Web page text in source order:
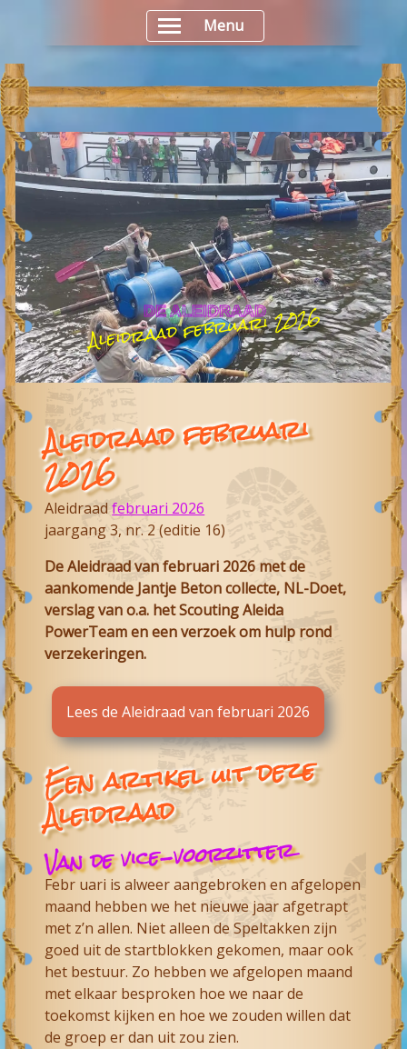
DE ALEIDRAAD
Aleidraad februari 2026
Aleidraad februari
2026
Aleidraadfebruari 2026
jaargang 3, nr. 2 (editie 16)
De Aleidraad van februari 2026 met de
aankomende Jantje Beton collecte, NL-Doet,
verslag van o.a. het Scouting Aleida
PowerTeam en een verzoek om hulp rond
verzekeringen.
Lees de Aleidraad van februari 2026
Een artikel uit deze
Aleidraad
Van de vice-voorzitter
Febr uari is alweer aangebroken en afgelopen
maand hebben we het nieuwe jaar afgetrapt
met z’n allen. Niet alleen de Speltakken zijn
goed uit de startblokken gekomen, maar ook
het bestuur. Zo hebben we afgelopen maand
met elkaar besproken hoe we naar de
toekomst kijken en hoe we zouden willen dat
de groep er dan uit zou zien.
Menu